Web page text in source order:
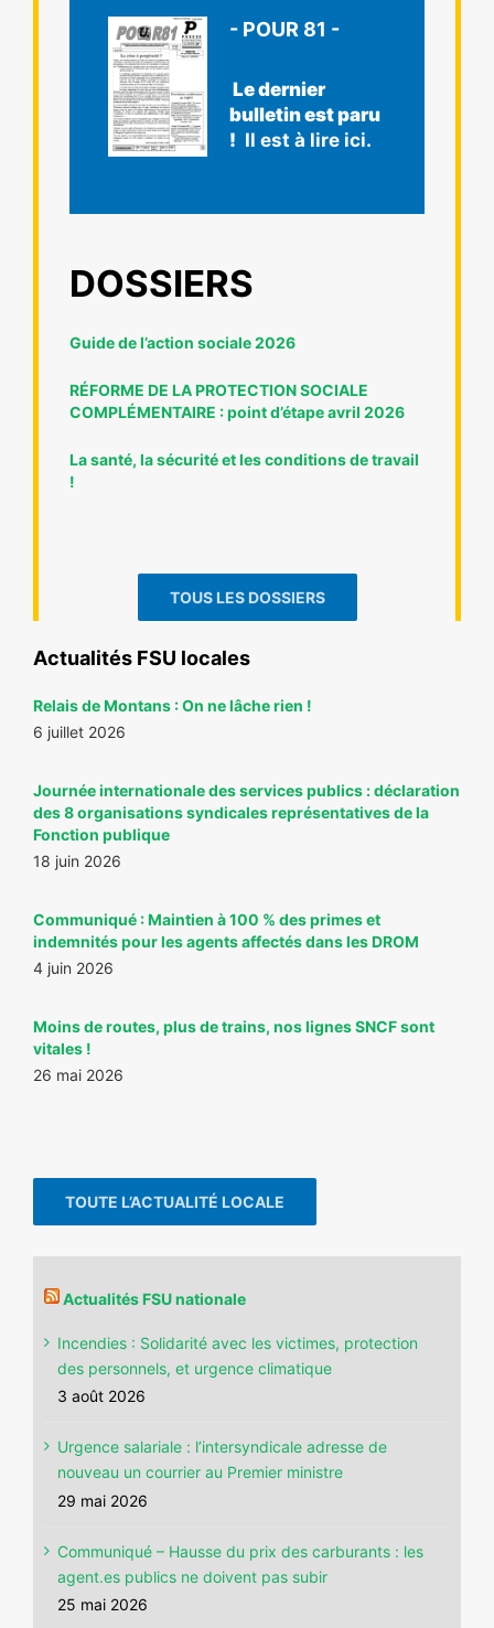
- POUR 81 -
Le dernier
bulletin est paru
! Il est à lire ici.
DOSSIERS
Guide de l’action sociale 2026
RÉFORME DE LA PROTECTION SOCIALE
COMPLÉMENTAIRE : point d’étape avril 2026
La santé, la sécurité et les conditions de travail
!
TOUS LES DOSSIERS
Actualités FSU locales
Relais de Montans : On ne lâche rien !
6 juillet 2026
Journée internationale des services publics : déclaration
des 8 organisations syndicales représentatives de la
Fonction publique
18 juin 2026
Communiqué : Maintien à 100 % des primes et
indemnités pour les agents affectés dans les DROM
4 juin 2026
Moins de routes, plus de trains, nos lignes SNCF sont
vitales !
26 mai 2026
TOUTE L’ACTUALITÉ LOCALE
Actualités FSU nationale
Incendies : Solidarité avec les victimes, protection
des personnels, et urgence climatique
3 août 2026
Urgence salariale : l’intersyndicale adresse de
nouveau un courrier au Premier ministre
29 mai 2026
Communiqué – Hausse du prix des carburants : les
agent.es publics ne doivent pas subir
25 mai 2026